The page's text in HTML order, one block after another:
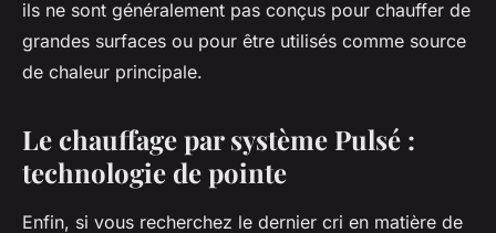
ils ne sont généralement pas conçus pour chauffer de
grandes surfaces ou pour être utilisés comme source
de chaleur principale.
Le chauffage par système Pulsé :
technologie de pointe
Enfin, si vous recherchez le dernier cri en matière de